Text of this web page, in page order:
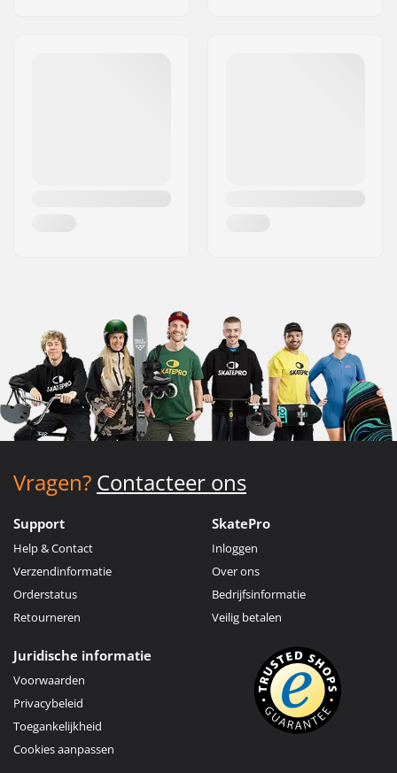
Vragen? Contacteer ons
Support
Help & Contact
Verzendinformatie
Orderstatus
Retourneren
SkatePro
Inloggen
Over ons
Bedrijfsinformatie
Veilig betalen
Juridische informatie
Voorwaarden
Privacybeleid
Toegankelijkheid
Cookies aanpassen